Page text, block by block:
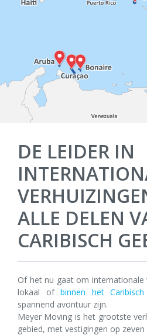
DE LEIDER IN
ALLE DELEN
CARIBISCH
Of het nu gaat om internationale
lokaal ofbinnen het
spannend avontuur zijn.
Meyer Moving is het grootste
gebied, met vestigingen op zeven